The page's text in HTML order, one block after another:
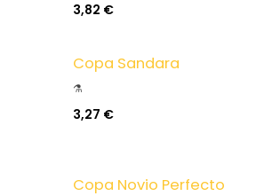
3,82 €
Copa Sandara
⚗️
3,27 €
Copa Novio Perfecto